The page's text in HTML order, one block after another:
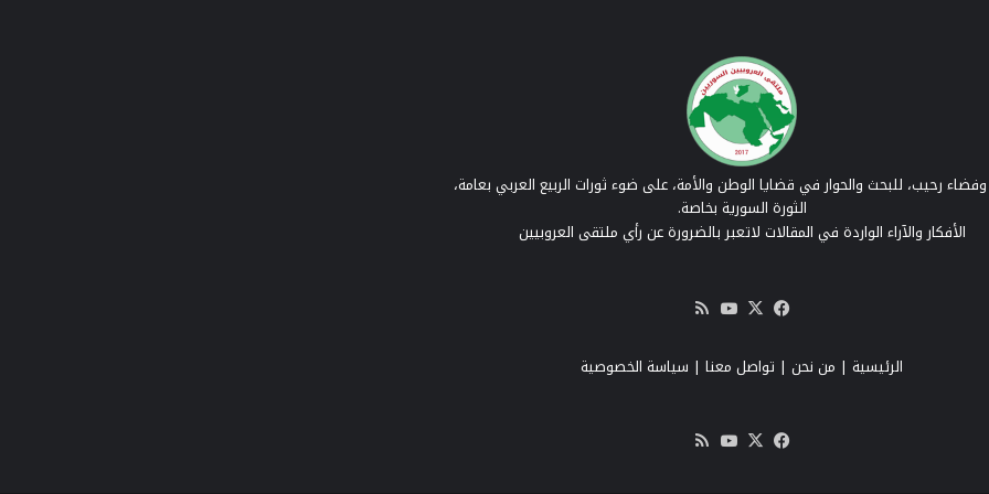
رحيب، للبحث والحوار في قضايا الوطن والأمة، على ضوء ثورات الربيع العربي بعامة،
الثورة السورية بخاصة.
الأفكار والآراء الواردة في المقالات لاتعبر بالضرورة عن رأي ملتقى العروبيين
فيسبوك
‫X
‫YouTube
RSS
الرئيسية | من نحن | تواصل معنا | سياسة الخصوصية
فيسبوك
‫X
‫YouTube